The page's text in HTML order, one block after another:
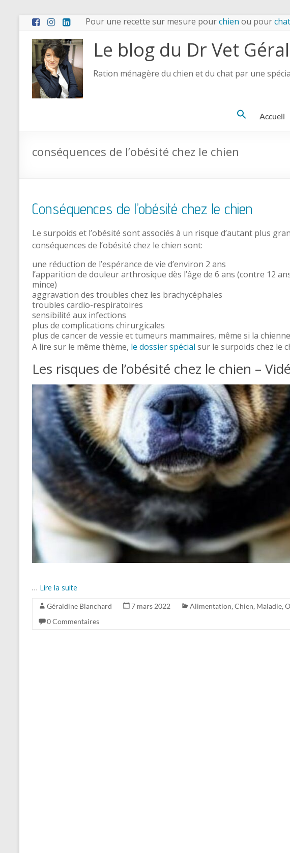
Pour une recette sur mesure pourchien ou pourchat
Le blog du Dr Vet
Ration ménagère du chien et du chat par une
Search Accueil
conséquences de l’obésité chez le chien
Conséquences de l’obésité chez le chien
Le surpoids et l’obésité sont associés à un risque d’autant plus
conséquences de l’obésité chez le chien sont:
une réduction de l’espérance de vie d’environ 2 ans
l’apparition de douleur arthrosique dès l’âge de 6 ans (contre 12
mince)
aggravation des troubles chez les brachycéphales
troubles cardio-respiratoires
sensibilité aux infections
plus de complications chirurgicales
plus de cancer de vessie et tumeurs mammaires, même si la
A lire sur le même thème, le dossier spécial sur le surpoids chez le
Les risques de l’obésité chez le chien –
… Lire la suite
Géraldine Blanchard 7 mars 2022 Alimentation, Chien, Maladie,
0 Commentaires